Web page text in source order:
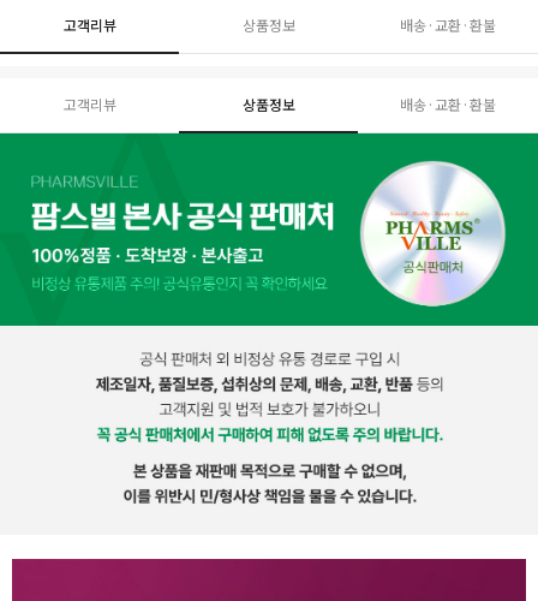
고객리뷰 상품정보 배송·교환·환불
고객리뷰 상품정보 배송·교환·환불